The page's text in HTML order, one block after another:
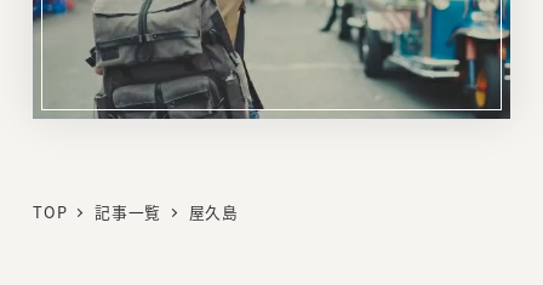
TOP 記事一覧 屋久島